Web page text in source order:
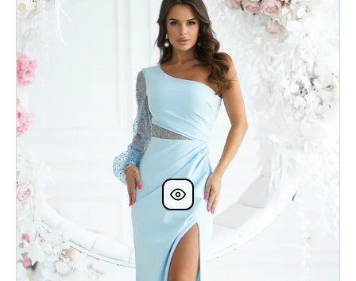
p
s
p
r
o
d
u
k
t
ů